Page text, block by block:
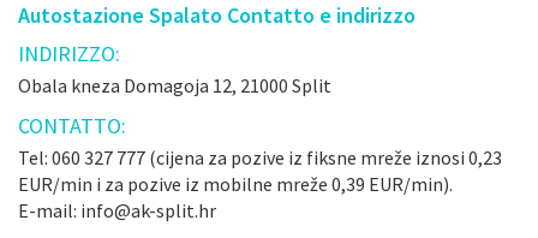
Autostazione Spalato Contatto e indirizzo
INDIRIZZO:
Obala kneza Domagoja 12, 21000 Split
CONTATTO:
Tel: 060 327 777 (cijena za pozive iz fiksne mreže iznosi 0,23
EUR/min i za pozive iz mobilne mreže 0,39 EUR/min).
E-mail: info@ak-split.hr